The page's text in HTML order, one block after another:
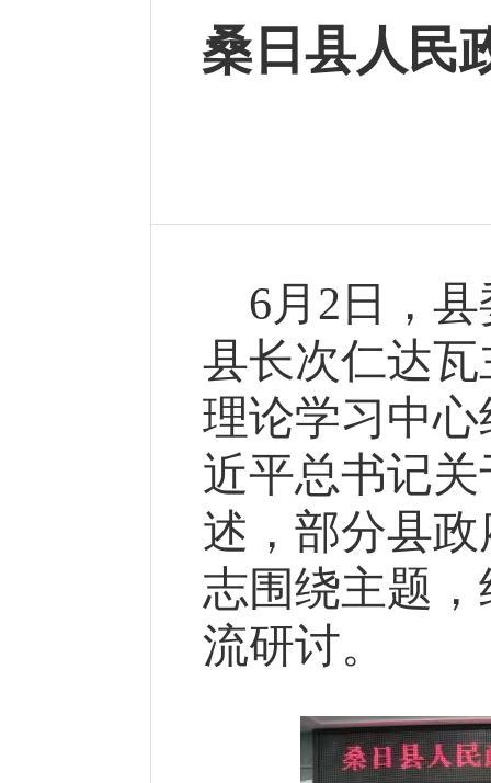
桑日县人民
6月2日，
县长次仁达
理论学习中
近平总书记
述，部分县
志围绕主题
流研讨。